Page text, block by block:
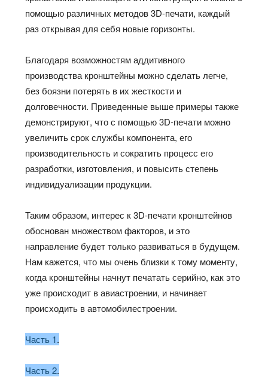
помощью различных методов 3D-печати, каждый
раз открывая для себя новые горизонты.
Благодаря возможностям аддитивного
производства кронштейны можно сделать легче,
без боязни потерять в их жесткости и
долговечности. Приведенные выше примеры также
демонстрируют, что с помощью 3D-печати можно
увеличить срок службы компонента, его
производительность и сократить процесс его
разработки, изготовления, и повысить степень
индивидуализации продукции.
Таким образом, интерес к 3D-печати кронштейнов
обоснован множеством факторов, и это
направление будет только развиваться в будущем.
Нам кажется, что мы очень близки к тому моменту,
когда кронштейны начнут печатать серийно, как это
уже происходит в авиастроении, и начинает
происходить в автомобилестроении.
Часть 1.
Часть 2.